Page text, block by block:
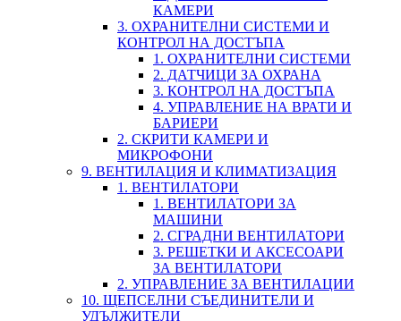
КАМЕРИ
3. ОХРАНИТЕЛНИ СИСТЕМИ И
КОНТРОЛ НА ДОСТЪПА
1. ОХРАНИТЕЛНИ СИСТЕМИ
2. ДАТЧИЦИ ЗА ОХРАНА
3. КОНТРОЛ НА ДОСТЪПА
4. УПРАВЛЕНИЕ НА ВРАТИ И
БАРИЕРИ
2. СКРИТИ КАМЕРИ И
МИКРОФОНИ
9. ВЕНТИЛАЦИЯ И КЛИМАТИЗАЦИЯ
1. ВЕНТИЛАТОРИ
1. ВЕНТИЛАТОРИ ЗА
МАШИНИ
2. СГРАДНИ ВЕНТИЛАТОРИ
3. РЕШЕТКИ И АКСЕСОАРИ
ЗА ВЕНТИЛАТОРИ
2. УПРАВЛЕНИЕ ЗА ВЕНТИЛАЦИИ
10. ЩЕПСЕЛНИ СЪЕДИНИТЕЛИ И
УДЪЛЖИТЕЛИ